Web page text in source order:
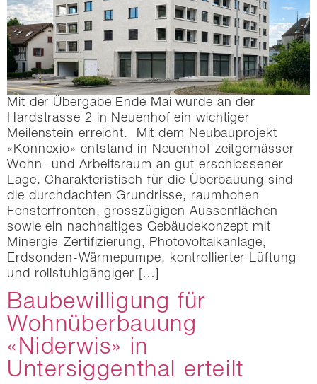
Mit der Übergabe Ende Mai wurde an der
Hardstrasse 2 in Neuenhof ein wichtiger
Meilenstein erreicht. Mit dem Neubauprojekt
«Konnexio» entstand in Neuenhof zeitgemässer
Wohn- und Arbeitsraum an gut erschlossener
Lage. Charakteristisch für die Überbauung sind
die durchdachten Grundrisse, raumhohen
Fensterfronten, grosszügigen Aussenflächen
sowie ein nachhaltiges Gebäudekonzept mit
Minergie-Zertifizierung, Photovoltaikanlage,
Erdsonden-Wärmepumpe, kontrollierter Lüftung
und rollstuhlgängiger […]
Baubewilligung für
Wohnüberbauung
«Niderwis» in
Untersiggenthal erteilt